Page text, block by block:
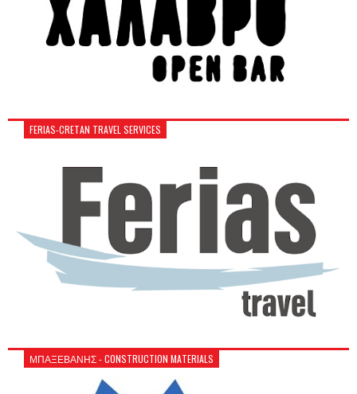
FERIAS-CRETAN TRAVEL SERVICES
ΜΠΑΞΕΒΑΝΗΣ - CONSTRUCTION MATERIALS